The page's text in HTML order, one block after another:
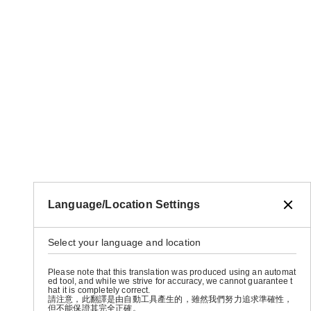
Language/Location Settings
Select your language and location
Please note that this translation was produced using an automat
ed tool, and while we strive for accuracy, we cannot guarantee t
hat it is completely correct.
請注意，此翻譯是由自動工具產生的，雖然我們努力追求準確性，
但不能保證其完全正確。